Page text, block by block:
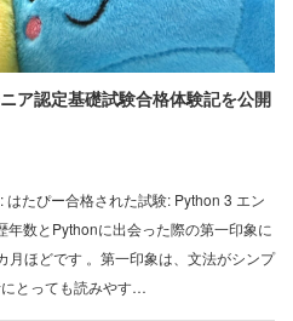
ア認定基礎試験合格体験記を公開
たぴー合格された試験: Python 3 エン
数とPythonに出会った際の第一印象に
月ほどです 。第一印象は、文法がシンプ
とっても読みやす…